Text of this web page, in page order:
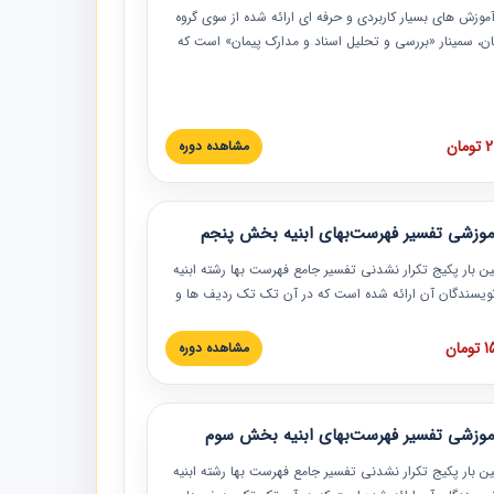
های بسیار کاربردی و حرفه‏ ای ارائه شده از سوی گروه
سمینار «بررسی و تحلیل اسناد و مدارک پیمان» است که
این خصوص ارائه شده است.
مشاهده دوره
تفسیر فهرست‌بهای ابنیه بخش پنجم
بار پکیج تکرار نشدنی تفسیر جامع فهرست بها رشته ابنیه
نویسندگان آن ارائه شده است که در آن تک تک ردیف ها و
و به همراه تصاویر عملیات اجرایی مرتبط با ردیف های
بها ارائه شده است. این دوره با کلام مهندس
مدیر پروژه مهندسی مشاور در امر بازنگری فهرست
حال فعالیت هستند حتما توصیه می کنیم از مطالب این
نمایند.
مشاهده دوره
تفسیر فهرست‌بهای ابنیه بخش سوم
بار پکیج تکرار نشدنی تفسیر جامع فهرست بها رشته ابنیه